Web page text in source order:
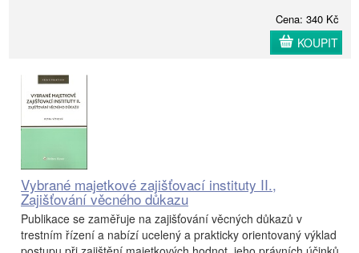
Cena: 340 Kč
KOUPIT
Vybrané majetkové zajišťovací instituty II.,
Zajišťování věcného důkazu
Publikace se zaměřuje na zajišťování věcných důkazů v
trestním řízení a nabízí ucelený a prakticky orientovaný výklad